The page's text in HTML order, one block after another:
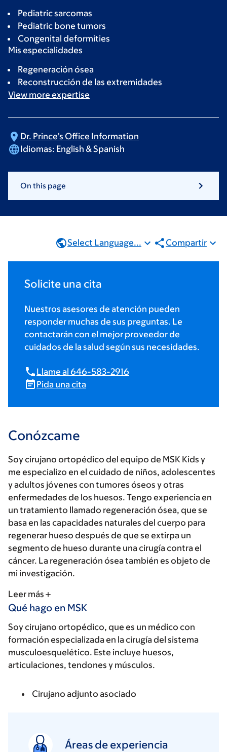
Pediatric sarcomas
Pediatric bone tumors
Congenital deformities
Mis especialidades
Regeneración ósea
Reconstrucción de las extremidades
View more expertise
Dr. Prince's Office Information
Idiomas: English & Spanish
On this page
Select Language... Compartir
Solicite una cita
Nuestros asesores de atención pueden
responder muchas de sus preguntas. Le
contactarán con el mejor proveedor de
cuidados de la salud según sus necesidades.
Llame al 646-583-2916
Pida una cita
Conózcame
Soy cirujano ortopédico del equipo de MSK Kids y
me especializo en el cuidado de niños, adolescentes
y adultos jóvenes con tumores óseos y otras
enfermedades de los huesos. Tengo experiencia en
un tratamiento llamado regeneración ósea, que se
basa en las capacidades naturales del cuerpo para
regenerar hueso después de que se extirpa un
segmento de hueso durante una cirugía contra el
cáncer. La regeneración ósea también es objeto de
mi investigación.
Leer más
Qué hago en MSK
Soy cirujano ortopédico, que es un médico con
formación especializada en la cirugía del sistema
musculoesquelético. Este incluye huesos,
articulaciones, tendones y músculos.
Cirujano adjunto asociado
Áreas de experiencia